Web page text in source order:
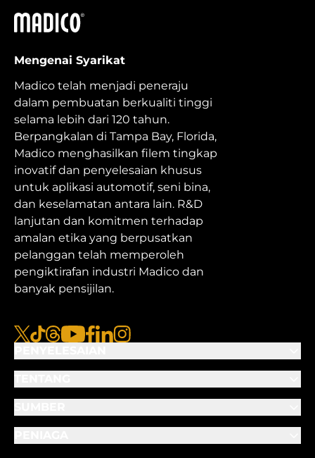
Madico
Mengenai Syarikat
Madico telah menjadi peneraju
dalam pembuatan berkualiti tinggi
selama lebih dari 120 tahun.
Berpangkalan di Tampa Bay, Florida,
Madico menghasilkan filem tingkap
inovatif dan penyelesaian khusus
untuk aplikasi automotif, seni bina,
dan keselamatan antara lain. R&D
lanjutan dan komitmen terhadap
amalan etika yang berpusatkan
pelanggan telah memperoleh
pengiktirafan industri Madico dan
banyak pensijilan.